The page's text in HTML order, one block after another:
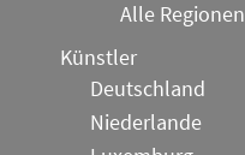
Alle Regionen
Künstler
Deutschland
Niederlande